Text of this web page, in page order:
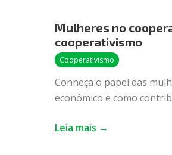
Mulheres no
cooperativismo
Cooperativismo
Conheça o papel das
econômico e como
cooperativismo:
conheça
mulheres
fizeram
no
Leia mais →